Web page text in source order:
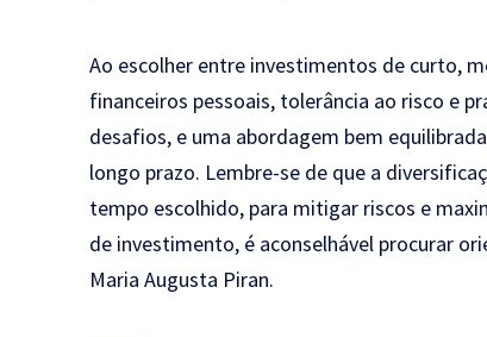
Ao escolher entre investimentos de curto,
financeiros pessoais, tolerância ao risco e
desafios, e uma abordagem bem
longo prazo. Lembre-se de que a
tempo escolhido, para mitigar riscos e
de investimento, é aconselhável procurar
Maria Augusta Piran.